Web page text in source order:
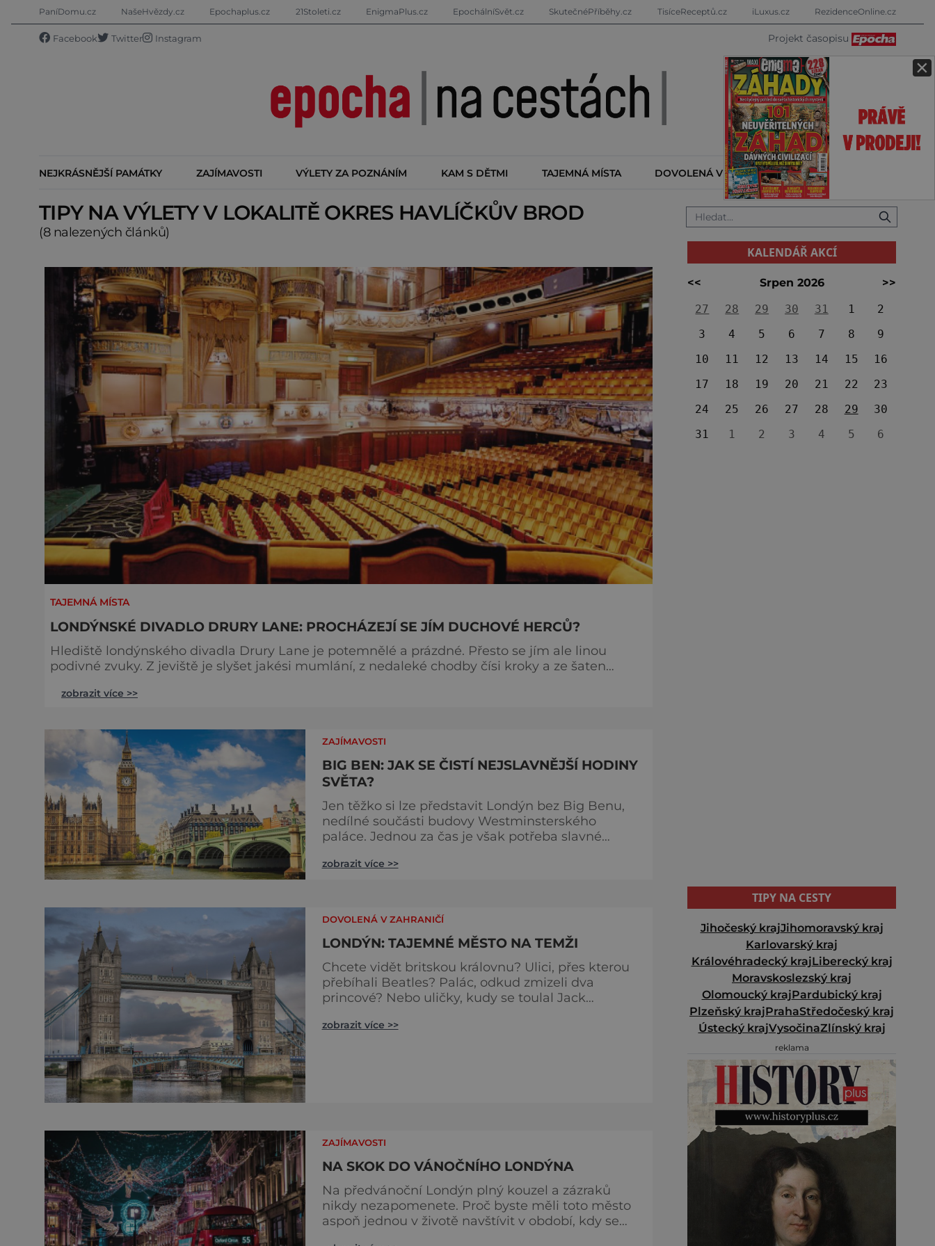
×
PaníDomu.cz NašeHvězdy.cz Epochaplus.cz 21Stoleti.cz EnigmaPlus.cz EpochálníSvět.cz SkutečnéPříběhy.cz TisíceReceptů.cz iLuxus.cz RezidenceOnline.cz
Facebook Twitter Instagram Projekt časopisu
NEJKRÁSNĚJŠÍ PAMÁTKY ZAJÍMAVOSTI VÝLETY ZA POZNÁNÍM KAM S DĚTMI TAJEMNÁ MÍSTA DOVOLENÁ V ZAHRANIČÍ KALENDÁŘ AKCÍ
TIPY NA VÝLETY V LOKALITĚ OKRES HAVLÍČKŮV BROD
(8 nalezených článků)
TAJEMNÁ MÍSTA
LONDÝNSKÉ DIVADLO DRURY LANE: PROCHÁZEJÍ SE JÍM DUCHOVÉ HERCŮ?
Hlediště londýnského divadla Drury Lane je potemnělé a prázdné. Přesto se jím ale linou
podivné zvuky. Z jeviště je slyšet jakési mumlání, z nedaleké chodby čísi kroky a ze šaten
bohatý herec a divadelník ze 17. století jménem Thomas Kill
zobrazit více >>
ZAJÍMAVOSTI
BIG BEN: JAK SE ČISTÍ NEJSLAVNĚJŠÍ HODINY
SVĚTA?
Jen těžko si lze představit Londýn bez Big Benu,
nedílné součásti budovy Westminsterského
paláce. Jednou za čas je však potřeba slavné
srpna roku 2015 loňského roku prošel slavný Big
kbelíky s mýdlovou vodou, po několik dní
zobrazit více >>
DOVOLENÁ V ZAHRANIČÍ
LONDÝN: TAJEMNÉ MĚSTO NA TEMŽI
Chcete vidět britskou královnu? Ulici, přes kterou
přebíhali Beatles? Palác, odkud zmizeli dva
princové? Nebo uličky, kudy se toulal Jack
stihnout? Kouzelný Londýn vám určitě učaruje.
zobrazit více >>
ZAJÍMAVOSTI
NA SKOK DO VÁNOČNÍHO LONDÝNA
Na předvánoční Londýn plný kouzel a zázraků
nikdy nezapomenete. Proč byste měli toto město
aspoň jednou v životě navštívit v období, kdy se
KALENDÁŘ AKCÍ
<< Srpen 2026
>>
27
28 29 30 31 1
2
3
4 5 6 7 8
9
10
11 12 13 14 15
16
17
18 19 20 21 22
23
24
25 26 27 28 29
30
31
1 2 3 4 5 6
TIPY NA CESTY
Jihočeský krajJihomoravský kraj
Karlovarský kraj
Královéhradecký krajLiberecký kraj
Moravskoslezský kraj
Olomoucký krajPardubický kraj
Plzeňský krajPrahaStředočeský kraj
Ústecký krajVysočinaZlínský kraj
reklama